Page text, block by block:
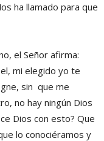
ha llamado para que
el Señor afirma:
mi elegido yo te
sin que me
no hay ningún Dios
Dios con esto? Que
lo conociéramos y